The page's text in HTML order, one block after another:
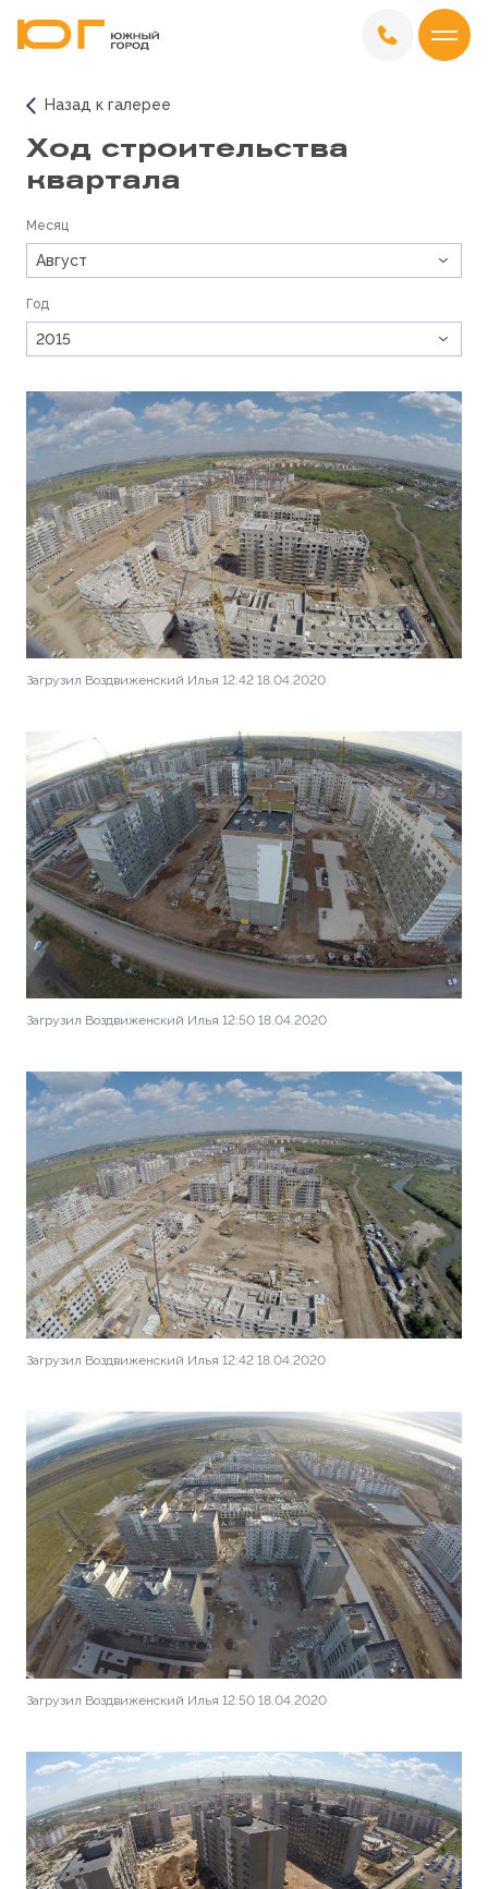
Назад к галерее
Ход строительства
квартала
Месяц
Август
Год
2015
Загрузил Воздвиженский Илья 12:42 18.04.2020
Загрузил Воздвиженский Илья 12:50 18.04.2020
Загрузил Воздвиженский Илья 12:42 18.04.2020
Загрузил Воздвиженский Илья 12:50 18.04.2020